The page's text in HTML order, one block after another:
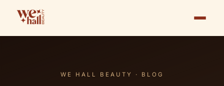
WE HALL BEAUTY · BLOG